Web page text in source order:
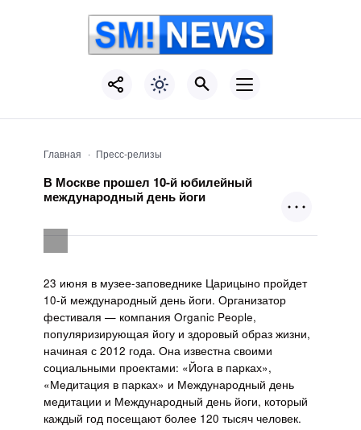
Главная Пресс-релизы
В Москве прошел 10-й юбилейный
международный день йоги
23 июня в музее-заповеднике Царицыно пройдет
10-й международный день йоги. Организатор
фестиваля — компания Organic People,
популяризирующая йогу и здоровый образ жизни,
начиная с 2012 года. Она известна своими
социальными проектами: «Йога в парках»,
«Медитация в парках» и Международный день
медитации и Международный день йоги, который
каждый год посещают более 120 тысяч человек.